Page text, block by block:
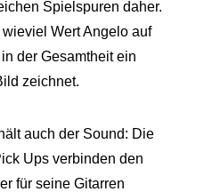
Spielspuren daher.
Wert Angelo auf
der Gesamtheit ein
zeichnet.
auch der Sound: Die
Ups verbinden den
für seine Gitarren